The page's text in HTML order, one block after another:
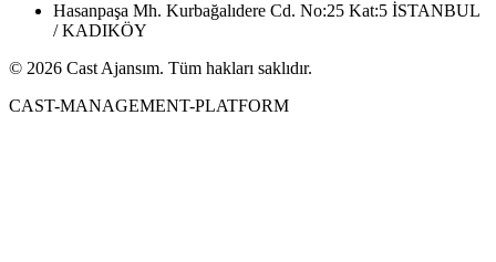
Hasanpaşa Mh. Kurbağalıdere Cd. No:25 Kat:5 İSTANBUL
/ KADIKÖY
© 2026 Cast Ajansım. Tüm hakları saklıdır.
CAST-MANAGEMENT-PLATFORM